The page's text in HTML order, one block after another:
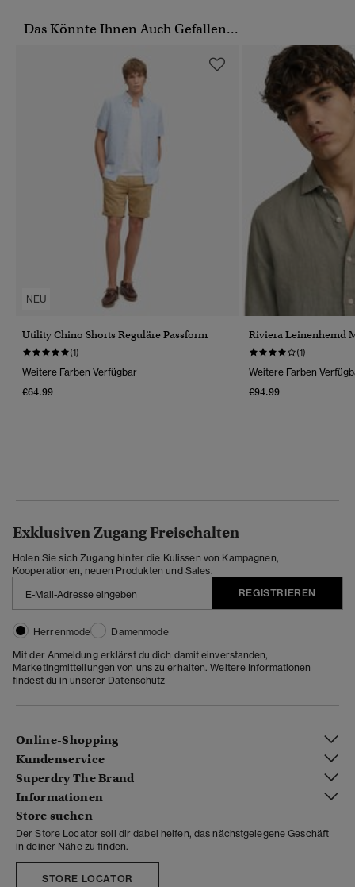
Das Könnte Ihnen Auch Gefallen...
NEU
Utility Chino Shorts Reguläre Passform
(1)
Weitere Farben Verfügbar
€64.99
Riviera Leinenhemd
(1)
Weitere Farben
€94.99
Exklusiven Zugang Freischalten
Holen Sie sich Zugang hinter die Kulissen von Kampagnen,
Kooperationen, neuen Produkten und Sales.
REGISTRIEREN
Herrenmode
Damenmode
Mit der Anmeldung erklärst du dich damit einverstanden,
Marketingmitteilungen von uns zu erhalten. Weitere Informationen
findest du in unserer Datenschutz
Online-Shopping
Kundenservice
Superdry The Brand
Informationen
Store suchen
Der Store Locator soll dir dabei helfen, das nächstgelegene Geschäft
in deiner Nähe zu finden.
STORE LOCATOR